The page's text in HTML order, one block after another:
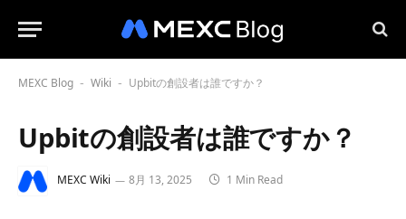
MEXC Blog - Wiki - Upbitの創設者は誰ですか？
Upbitの創設者は誰ですか？
MEXC Wiki 8月 13, 2025 1 Min Read